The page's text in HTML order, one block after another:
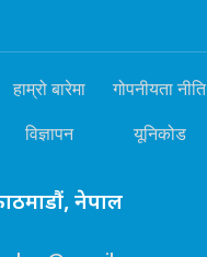
हाम्रो बारेमा गोपनीयता नीति
विज्ञापन यूनिकोड
नेपाल